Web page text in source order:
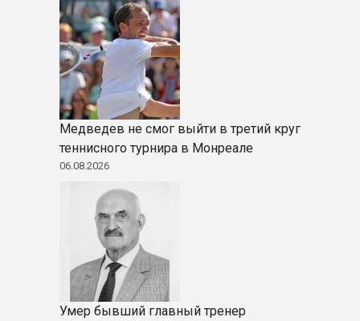
Медведев не смог выйти в третий круг
теннисного турнира в Монреале
06.08.2026
Умер бывший главный тренер